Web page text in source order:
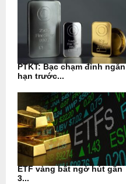
PTKT: Bạc chạm đỉnh ngắn
hạn trước...
ETF vàng bất ngờ hút gần
3...